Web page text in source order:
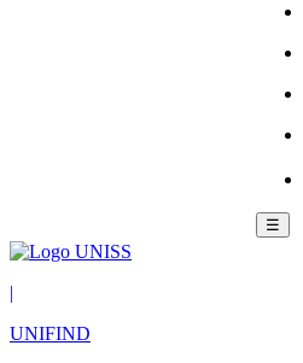
☰
|
UNIFIND